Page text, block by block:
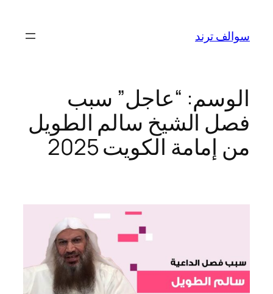
المحتوى
سوالف ترند
الوسم: “عاجل” سبب
فصل الشيخ سالم الطويل
من إمامة الكويت 2025